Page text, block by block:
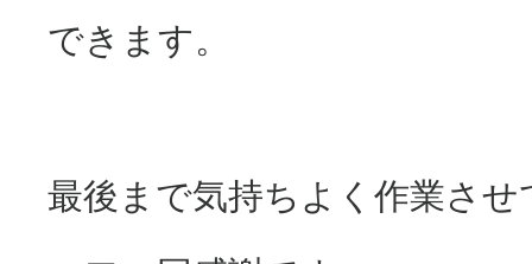
できます。
最後まで気持ちよく作業さ